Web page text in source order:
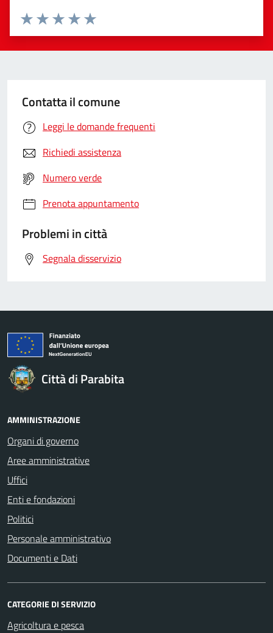
Valuta da 1 a 5 stelle la pagina
Valuta 5 stelle su 5
Valuta 4 stelle su 5
Valuta 3 stelle su 5
Valuta 2 stelle su 5
Valuta 1 stelle su 5
Contatta il comune
Leggi le domande frequenti
Richiedi assistenza
Numero verde
Prenota appuntamento
Problemi in città
Segnala disservizio
Città di Parabita
AMMINISTRAZIONE
Organi di governo
Aree amministrative
Uffici
Enti e fondazioni
Politici
Personale amministrativo
Documenti e Dati
CATEGORIE DI SERVIZIO
Agricoltura e pesca